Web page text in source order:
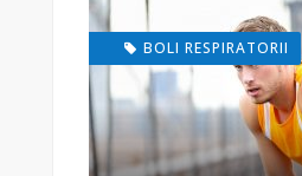
BOLI RESPIRATORII